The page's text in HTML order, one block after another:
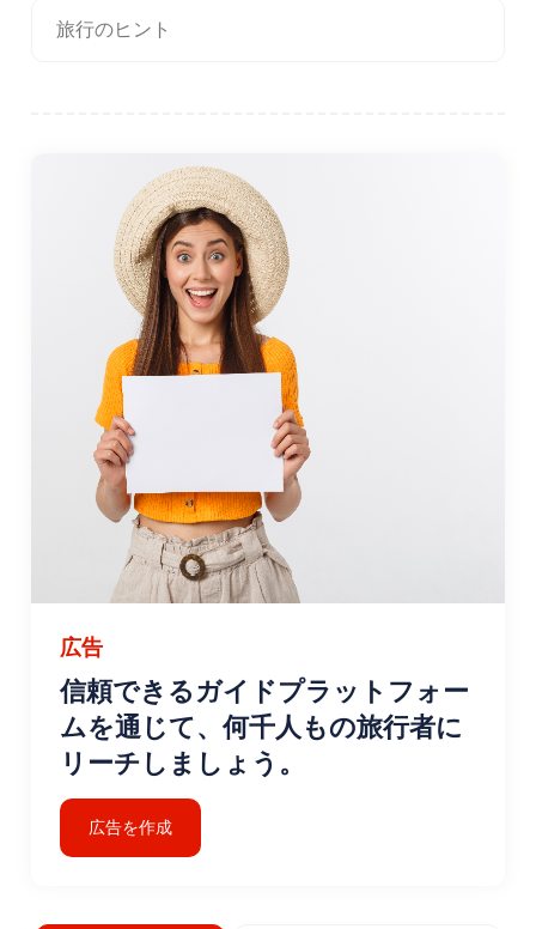
旅行のヒント
広告
信頼できるガイドプラットフォー
ムを通じて、何千人もの旅行者に
リーチしましょう。
広告を作成